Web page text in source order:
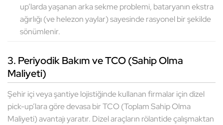
up’larda yaşanan arka sekme problemi, bataryanın ekstra
ağırlığı (ve helezon yaylar) sayesinde rasyonel bir şekilde
sönümlenir.
3. Periyodik Bakım ve TCO (Sahip Olma
Maliyeti)
Şehir içi veya şantiye lojistiğinde kullanan firmalar için dizel
pick-up’lara göre devasa bir TCO (Toplam Sahip Olma
Maliyeti) avantajı yaratır. Dizel araçların rölantide çalışmaktan